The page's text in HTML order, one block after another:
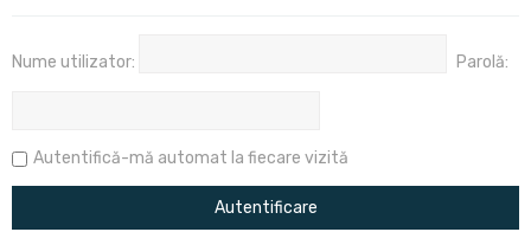
Nume utilizator: Parolă:
Autentifică-mă automat la fiecare vizită